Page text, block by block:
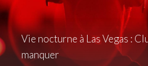
Vie nocturne à Las Vegas :
manquer